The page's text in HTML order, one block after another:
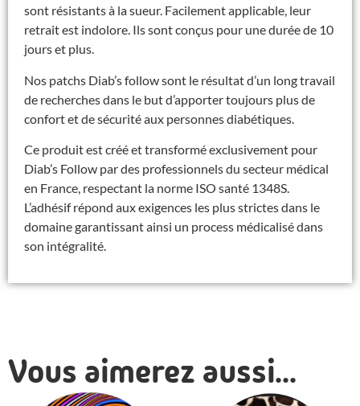
sont résistants à la sueur. Facilement applicable, leur
retrait est indolore. Ils sont conçus pour une durée de 10
jours et plus.
Nos patchs Diab’s follow sont le résultat d’un long travail
de recherches dans le but d’apporter toujours plus de
confort et de sécurité aux personnes diabétiques.
Ce produit est créé et transformé exclusivement pour
Diab’s Follow par des professionnels du secteur médical
en France, respectant la norme ISO santé 1348S.
L’adhésif répond aux exigences les plus strictes dans le
domaine garantissant ainsi un process médicalisé dans
son intégralité.
Vous aimerez aussi...